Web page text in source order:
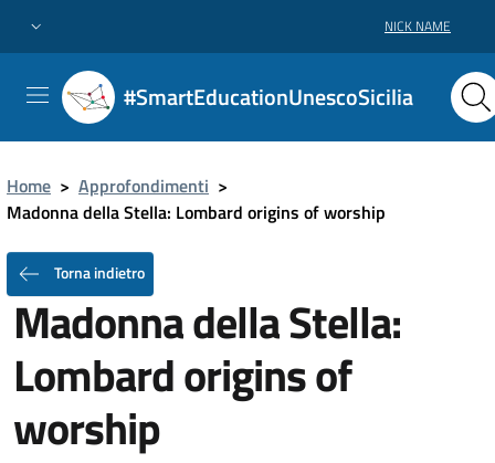
NICK NAME
#SmartEducationUnescoSicilia
Home > Approfondimenti >
Madonna della Stella: Lombard origins of worship
Torna indietro
Madonna della Stella:
Lombard origins of
worship